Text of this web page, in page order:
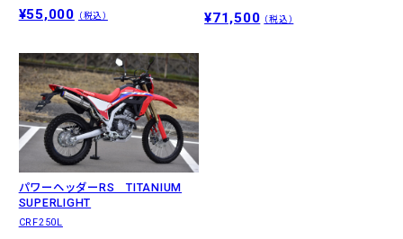
¥55,000 （税込） ¥71,500 （税込）
パワーヘッダーRS TITANIUM
SUPERLIGHT
CRF250L